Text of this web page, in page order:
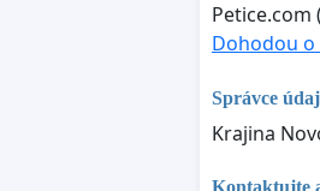
Dohodou
Správce
Krajina
Kontaktujte